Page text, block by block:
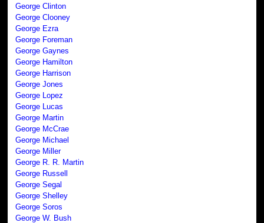
George Clinton
George Clooney
George Ezra
George Foreman
George Gaynes
George Hamilton
George Harrison
George Jones
George Lopez
George Lucas
George Martin
George McCrae
George Michael
George Miller
George R. R. Martin
George Russell
George Segal
George Shelley
George Soros
George W. Bush